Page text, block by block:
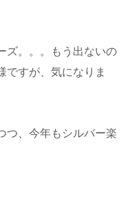
ズ。。。もう出ないの
ですが、気になりま
つ、今年もシルバー楽